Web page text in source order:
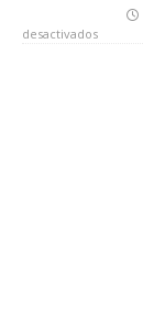
desactivados